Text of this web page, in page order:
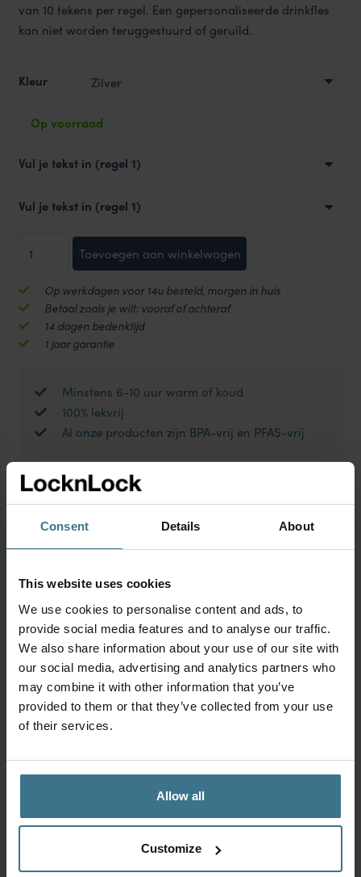
Consent Details About
This website uses cookies
We use cookies to personalise content and ads, to
provide social media features and to analyse our traffic.
We also share information about your use of our site with
our social media, advertising and analytics partners who
may combine it with other information that you’ve
provided to them or that they’ve collected from your use
of their services.
Allow all
Customize
van 10 tekens per regel. Een gepersonaliseerde drinkfles
kan niet worden teruggestuurd of geruild.
Kleur
Op voorraad
Vul je tekst in (regel 1)
Vul je tekst in (regel 1)
Tumbler
HOT&COOL
thermosfles
400ml
met
Toevoegen aan winkelwagen
Op werkdagen voor 14u besteld, morgen in huis
Betaal zoals je wilt: vooraf of achteraf
14 dagen bedenktijd
1 jaar garantie
Minstens 6-10 uur warm of koud
100% lekvrij
Al onze producten zijn BPA-vrij en PFAS-vrij
Productinformatie
Meer over de HOT&COOL thermosflessen
Ideaal voor onderweg, tijdens outdoor activiteiten,
vakanties op school of kantoor: een stijlvolle HOT&COOL
thermosfles. De drinkflessen zijn dubbelwandig waardoor
je drankje minstens 6 tot 10 uur warm of koud blijft.
Cadeau-tip: geef een persoonlijk cadeau en laat zijn/haar